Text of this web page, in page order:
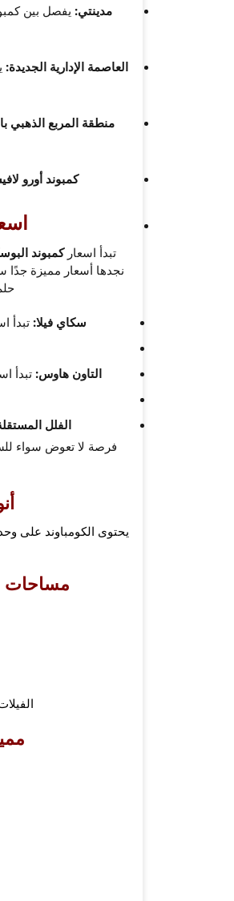
مدينتي: يفصل بين
العاصمة الإدارية الجديدة:
منطقة المربع الذهبي
كمبوند أورو
تبدأ اسعاركمبوند
نجدها أسعار مميزة جدًا
سكاي فيلا: تبدأ
التاون هاوس: تبدأ
الفلل
فرصة لا تعوض سواء
يحتوى الكومباوند على
مساحات
الفيلات